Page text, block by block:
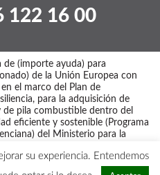
122 16 00
de (importe ayuda) para
de la Unión Europea con
el marco del Plan de
para la adquisición de
de pila combustible dentro del
eficiente y sostenible (Programa
del Ministerio para la
de Competitividad Empresarial
su experiencia. Entendemos